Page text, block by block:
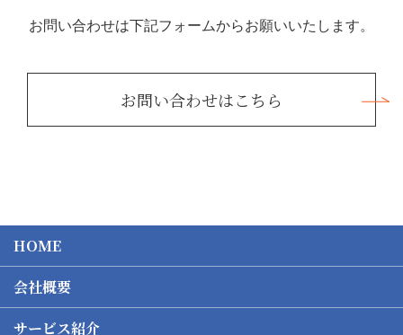
お問い合わせは下記フォームからお願いいたします。
お問い合わせはこちら
HOME
会社概要
サービス紹介